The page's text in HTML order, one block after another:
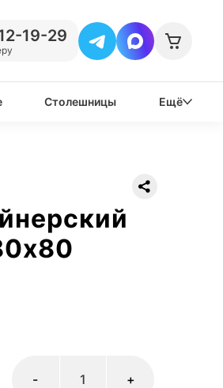
19-29
Столешницы Ещё
+
-